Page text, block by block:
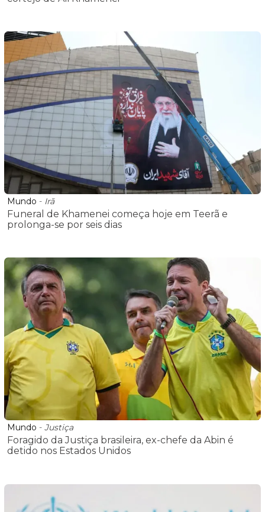
Mundo - Irã
Funeral de Khamenei começa hoje em Teerã e
prolonga-se por seis dias
Mundo - Justiça
Foragido da Justiça brasileira, ex-chefe da Abin é
detido nos Estados Unidos